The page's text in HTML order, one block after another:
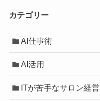
カテゴリー
AI仕事術
AI活用
ITが苦手なサロン経